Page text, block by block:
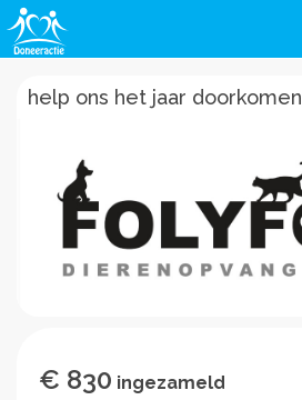
help ons het jaar doorkomen
€ 830 ingezameld